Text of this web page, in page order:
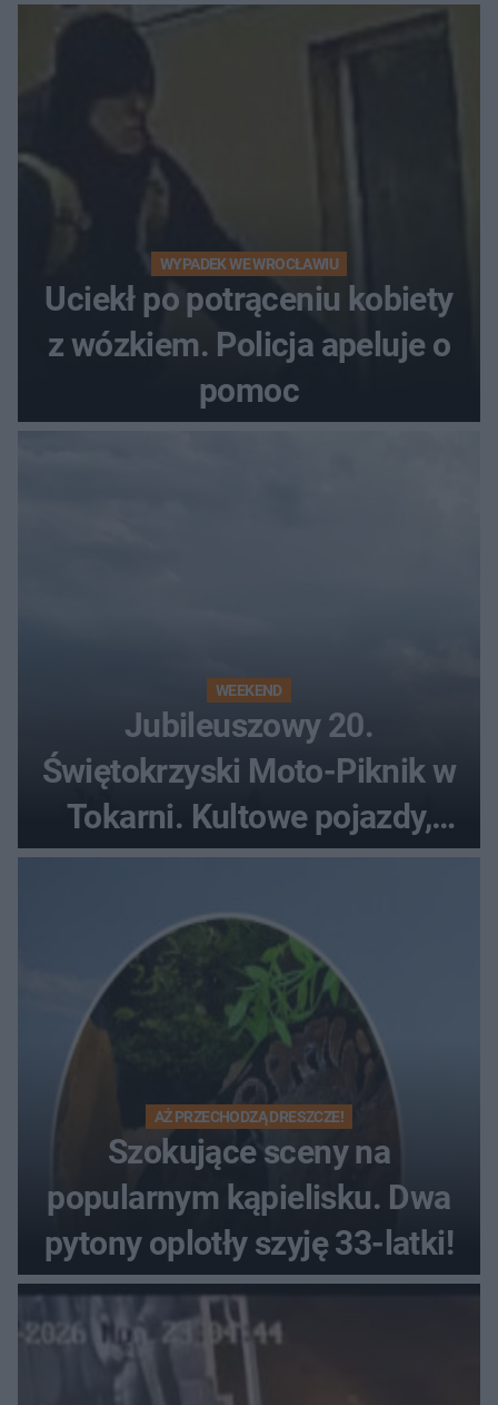
WYPADEK WE WROCŁAWIU
Uciekł po potrąceniu kobiety
z wózkiem. Policja apeluje o
pomoc
WEEKEND
Jubileuszowy 20.
Świętokrzyski Moto-Piknik w
Tokarni. Kultowe pojazdy,
pokazy i muzyczna scena w
Muzeum Wsi Kieleckiej
AŻ PRZECHODZĄ DRESZCZE!
Szokujące sceny na
popularnym kąpielisku. Dwa
pytony oplotły szyję 33-latki!